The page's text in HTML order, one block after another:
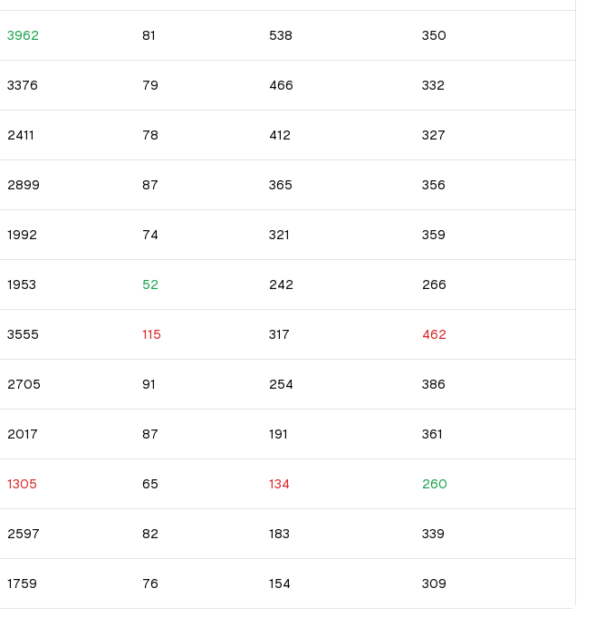
3962 81 538 350
3376 79 466 332
2411 78 412 327
2899 87 365 356
1992 74 321 359
1953 52 242 266
3555 115 317 462
2705 91 254 386
2017 87 191 361
1305 65 134 260
2597 82 183 339
1759 76 154 309